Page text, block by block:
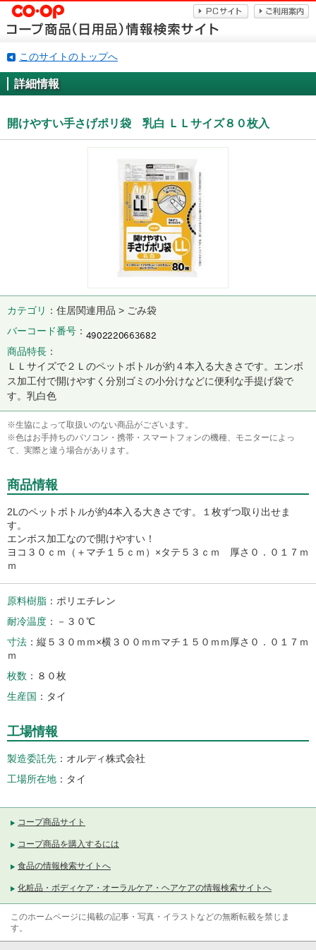
このサイトのトップへ
詳細情報
開けやすい手さげポリ袋 乳白 ＬＬサイズ８０枚入
カテゴリ
住居関連用品 > ごみ袋
バーコード番号
商品特長
ＬＬサイズで２Ｌのペットボトルが約４本入る大きさです。エンボ
ス加工付で開けやすく分別ゴミの小分けなどに便利な手提げ袋で
す。乳白色
※生協によって取扱いのない商品がございます。
※色はお手持ちのパソコン・携帯・スマートフォンの機種、モニターによっ
て、実際と違う場合があります。
商品情報
2Lのペットボトルが約4本入る大きさです。１枚ずつ取り出せま
す。
エンボス加工なので開けやすい！
ヨコ３０ｃｍ（＋マチ１５ｃｍ）×タテ５３ｃｍ 厚さ０．０１７ｍ
ｍ
原料樹脂
ポリエチレン
耐冷温度
－３０℃
寸法
縦５３０ｍｍ×横３００ｍｍマチ１５０ｍｍ厚さ０．０１７ｍ
ｍ
枚数
８０枚
生産国
タイ
工場情報
製造委託先
オルディ株式会社
工場所在地
タイ
コープ商品サイト
コープ商品を購入するには
食品の情報検索サイトへ
化粧品・ボディケア・オーラルケア・ヘアケアの情報検索サイトへ
このホームページに掲載の記事・写真・イラストなどの無断転載を禁じま
す。